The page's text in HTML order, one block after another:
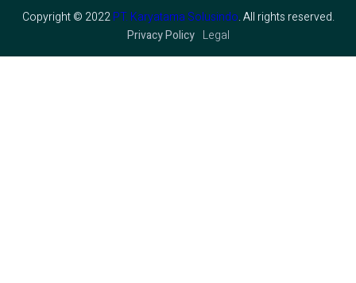
Copyright © 2022PT. Karyatama Solusindo. All rights reserved.
Privacy Policy Legal